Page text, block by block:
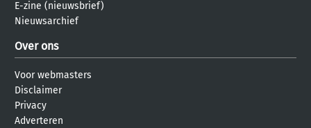
E-zine (nieuwsbrief)
Nieuwsarchief
Over ons
Voor webmasters
Disclaimer
Privacy
Adverteren